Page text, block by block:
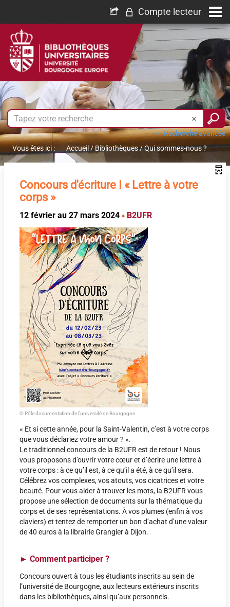
Compte lecteur
Recherche avancée
Vous êtes ici :
Accueil /Bibliothèques/Qui sommes-nous ?
Concours d'écriture I « Lettre à votre
corps »
12 février au 27 mars 2024 B2UFR
© Pôle documentation de l'université de Bourgogne
« Et si cette année, pour la Saint-Valentin, c’est à votre corps
que vous déclariez votre amour ? ».
Le traditionnel concours de la B2UFR est de retour ! Nous
vous proposons d’ouvrir votre cœur et d’écrire une lettre à
votre corps : à ce qu’il est, à ce qu’il a été, à ce qu’il sera.
Célébrez vos complexes, vos atouts, vos cicatrices et votre
beauté. Pour vous aider à trouver les mots, la B2UFR vous
propose une sélection de documents sur la thématique du
corps et de ses représentations. À vos plumes (enfin à vos
claviers) et tentez de remporter un bon d’achat d’une valeur
de 40 euros à la librairie Grangier à Dijon.
► Comment participer ?
Concours ouvert à tous les étudiants inscrits au sein de
l’université de Bourgogne, aux lecteurs extérieurs inscrits
dans les bibliothèques, ainsi qu’aux personnels.